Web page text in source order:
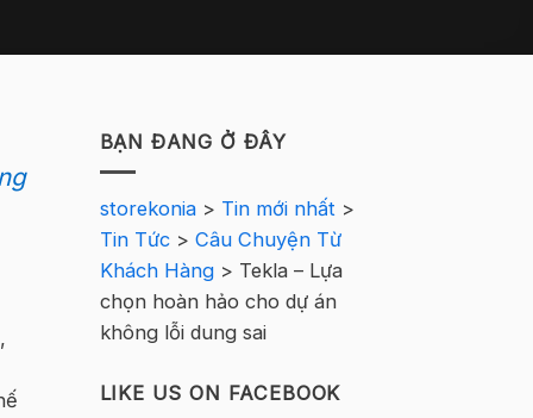
BẠN ĐANG Ở ĐÂY
storekonia> Tin mới nhất>
Tin Tức> Câu Chuyện Từ
Khách Hàng> Tekla – Lựa
chọn hoàn hảo cho dự án
không lỗi dung sai
LIKE US ON FACEBOOK